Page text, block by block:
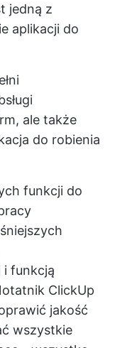
jedną z
aplikacji do
ale także
do robienia
funkcji do
i funkcją
ClickUp
jakość
wszystkie